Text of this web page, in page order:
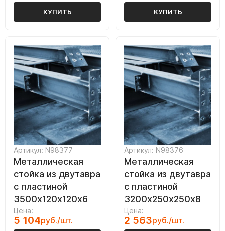
КУПИТЬ КУПИТЬ
Артикул: N98377
Металлическая
стойка из двутавра
с пластиной
3500х120х120х6
Цена:
5 104руб./шт.
Артикул: N98376
Металлическая
стойка из двутавра
с пластиной
3200х250х250х8
Цена:
2 563руб./шт.